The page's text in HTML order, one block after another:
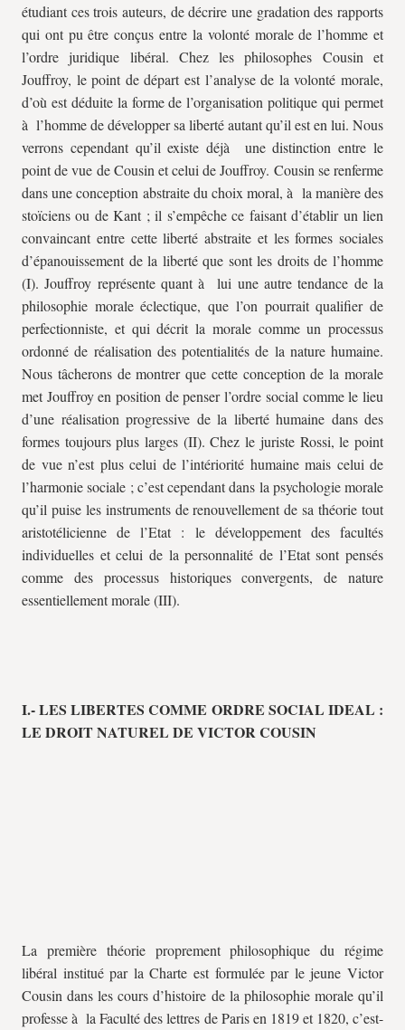
étudiant ces trois auteurs, de décrire une gradation des rapports
qui ont pu être conçus entre la volonté morale de l’homme et
l’ordre juridique libéral. Chez les philosophes Cousin et
Jouffroy, le point de départ est l’analyse de la volonté morale,
d’où est déduite la forme de l’organisation politique qui permet
à l’homme de développer sa liberté autant qu’il est en lui. Nous
verrons cependant qu’il existe déjà une distinction entre le
point de vue de Cousin et celui de Jouffroy. Cousin se renferme
dans une conception abstraite du choix moral, à la manière des
stoïciens ou de Kant ; il s’empêche ce faisant d’établir un lien
convaincant entre cette liberté abstraite et les formes sociales
d’épanouissement de la liberté que sont les droits de l’homme
(I). Jouffroy représente quant à lui une autre tendance de la
philosophie morale éclectique, que l’on pourrait qualifier de
perfectionniste, et qui décrit la morale comme un processus
ordonné de réalisation des potentialités de la nature humaine.
Nous tâcherons de montrer que cette conception de la morale
met Jouffroy en position de penser l’ordre social comme le lieu
d’une réalisation progressive de la liberté humaine dans des
formes toujours plus larges (II). Chez le juriste Rossi, le point
de vue n’est plus celui de l’intériorité humaine mais celui de
l’harmonie sociale ; c’est cependant dans la psychologie morale
qu’il puise les instruments de renouvellement de sa théorie tout
aristotélicienne de l’Etat : le développement des facultés
individuelles et celui de la personnalité de l’Etat sont pensés
comme des processus historiques convergents, de nature
essentiellement morale (III).
I.- LES LIBERTES COMME ORDRE SOCIAL IDEAL :
LE DROIT NATUREL DE VICTOR COUSIN
La première théorie proprement philosophique du régime
libéral institué par la Charte est formulée par le jeune Victor
Cousin dans les cours d’histoire de la philosophie morale qu’il
professe à la Faculté des lettres de Paris en 1819 et 1820, c’est-